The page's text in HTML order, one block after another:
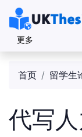
更多
首页 留学生
代写